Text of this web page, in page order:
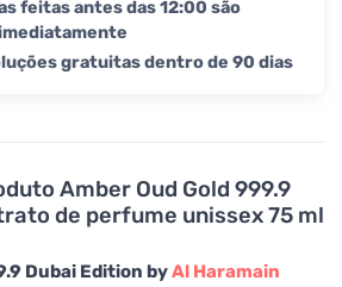
Amber Oud Gold 999.9
de perfume unissex 75 ml
Dubai Edition byAl Haramain
feitas antes das 12:00 são
gratuitas dentro de 90 dias